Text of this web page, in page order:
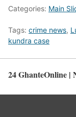
Categories: Main
Tags: crime news,
kundra case
24 GhanteOnline |